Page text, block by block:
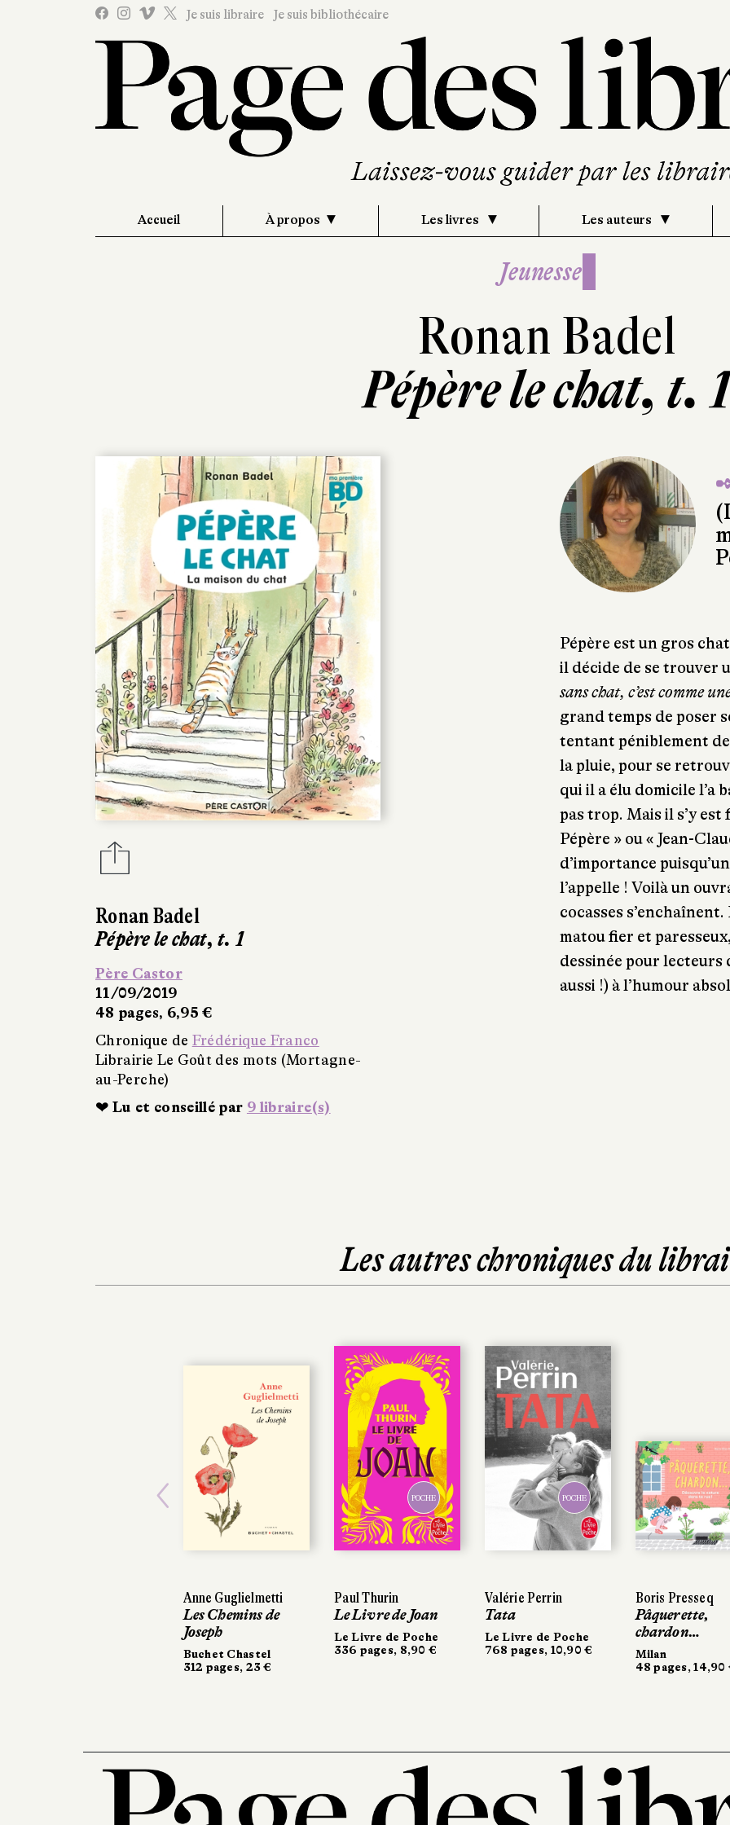
Je suis libraire Je suis bibliothécaire
Accueil À propos Les livres Les auteurs
Jeunesse
Ronan Badel
Pépère le chat, t.
Ronan Badel
Pépère le chat, t. 1
Père Castor
11/09/2019
48 pages, 6,95 €
Chronique de Frédérique Franco
Librairie Le Goût des mots (Mortagne-
au-Perche)
❤ Lu et conseillé par 9 libraire(s)
Pépère est un gros
il décide de se trouver
sans chat, c’est comme
grand temps de poser
tentant péniblement
la pluie, pour se
qui il a élu domicile l’a
pas trop. Mais il s’y
Pépère » ou « Jean-
d’importance
l’appelle ! Voilà un
cocasses s’enchaînent.
matou fier et
dessinée pour
aussi !) à l’humour
Les autres chroniques du
Anne Guglielmetti
Les Chemins de
Joseph
Buchet Chastel
312 pages, 23 €
POCHE
Paul Thurin
Le Livre de Joan
Le Livre de Poche
336 pages, 8,90 €
POCHE
Valérie Perrin
Tata
Le Livre de Poche
768 pages, 10,90 €
Boris Presseq
Pâquerette,
chardon…
Milan
48 pages, 14,90
Previous